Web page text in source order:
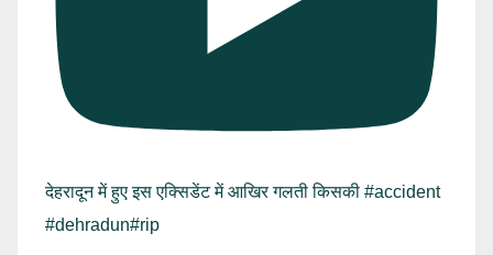
देहरादून में हुए इस एक्सिडेंट में आखिर गलती किसकी #accident
#dehradun#rip